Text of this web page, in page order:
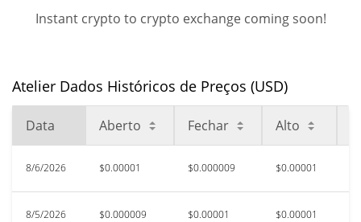
Semana Alta
$0.000011904354
tempos
Jul 4, 2026 (1 meses atrás)
98.59%
Baixa de todos os tempos
Aug 6, 2026 (0 dias atrás)
$0.00000914
5.97%
Instant crypto to crypto exchange coming soon!
Atelier Dados Históricos de Preços (USD)
Data Aberto Fechar Alto
8/6/2026 $0.00001 $0.000009 $0.00001
8/5/2026 $0.000009 $0.00001 $0.00001